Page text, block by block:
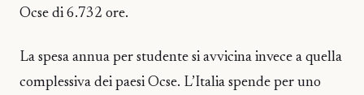
Ocse di 6.732 ore.
La spesa annua per studente si avvicina invece a quella
complessiva dei paesi Ocse. L’Italia spende per uno